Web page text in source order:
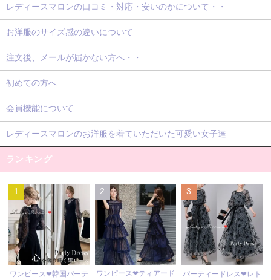
レディースマロンの口コミ・対応・安いのかについて・・
お洋服のサイズ感の違いについて
注文後、メールが届かない方へ・・
初めての方へ
会員機能について
レディースマロンのお洋服を着ていただいた可愛い女子達
ランキング
1
ワンピース❤韓国パーテ
2
ワンピース❤ティアード
3
パーティードレス❤レト